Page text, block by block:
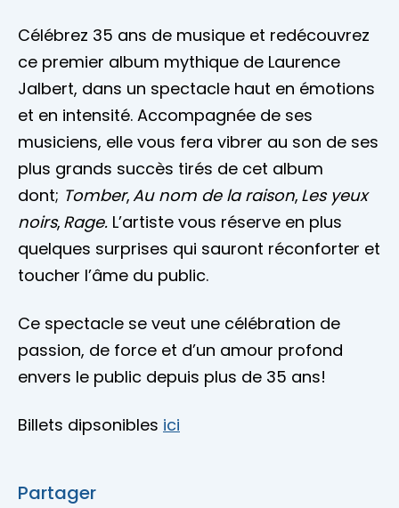
Célébrez 35 ans de musique et redécouvrez
ce premier album mythique de Laurence
Jalbert, dans un spectacle haut en émotions
et en intensité. Accompagnée de ses
musiciens, elle vous fera vibrer au son de ses
plus grands succès tirés de cet album
dont; Tomber,Au nom de la raison, Les yeux
noirs, Rage. L’artiste vous réserve en plus
quelques surprises qui sauront réconforter et
toucher l’âme du public.
Ce spectacle se veut une célébration de
passion, de force et d’un amour profond
envers le public depuis plus de 35 ans!
Billets dipsonibles ici
Partager